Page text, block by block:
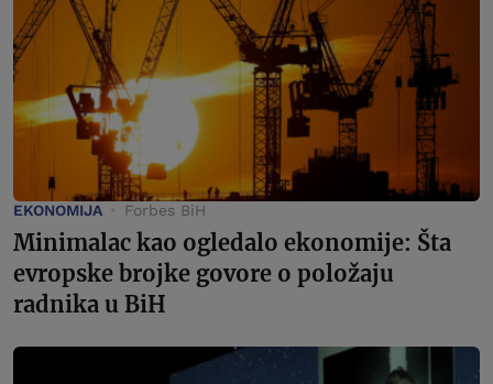
EKONOMIJA Forbes BiH
Minimalac kao ogledalo ekonomije: Šta
evropske brojke govore o položaju
radnika u BiH